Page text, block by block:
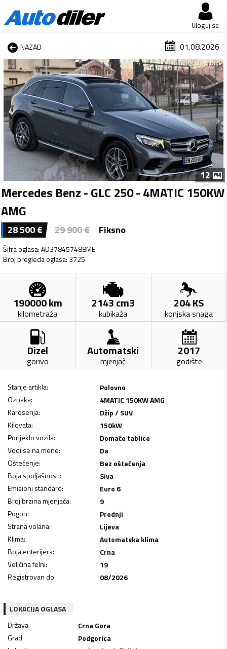
Uloguj se
NAZAD 01.08.2026
1 od 12
12
Mercedes Benz - GLC 250 - 4MATIC 150KW
AMG
28 500€ 29 900€ Fiksno
Šifra oglasa:AD378457488ME
Broj pregleda oglasa: 3725
190000km
kilometraža
2143cm3
kubikaža
204KS
konjska snaga
Dizel
gorivo
Automatski
mjenjač
2017
godište
Stanje artikla:
Polovno
Oznaka:
4MATIC 150KW AMG
Karoserija:
Džip / SUV
Kilovata: 150kW
Porijeklo vozila:
Domaće tablice
Vodi se na mene:
Da
Oštećenje:
Bez oštećenja
Boja spoljašnosti:
Siva
Emisioni standard:
Euro 6
Broj brzina mjenjača:
9
Pogon:
Prednji
Strana volana:
Lijeva
Klima:
Automatska klima
Boja enterijera:
Crna
Veličina felni:
19
Registrovan do: 08/2026
LOKACIJA OGLASA
Država
Crna Gora
Grad
Podgorica